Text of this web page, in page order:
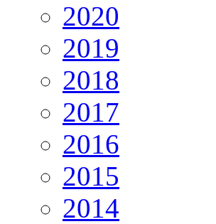
2020
2019
2018
2017
2016
2015
2014